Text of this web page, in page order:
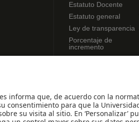
Estatuto Docente
Estatuto general
Ley de transparencia
Porcentaje de
incremento